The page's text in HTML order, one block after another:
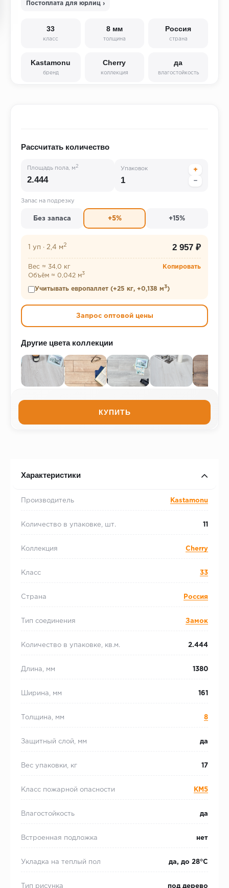
Постоплата для юрлиц ›
33
класс
8 мм
толщина
Россия
страна
Kastamonu
бренд
Cherry
коллекция
да
влагостойкость
Рассчитать количество
Площадь пола, м 2
Упаковок
+
−
Запас на подрезку
Без запаса +5% +15%
1 уп · 2,4 м 2 2 957 ₽
Вес ≈ 34,0 кг
Объём ≈ 0,042 м3
Копировать
Учитывать европаллет (+25 кг, +0,138 м3)
Запрос оптовой цены
Другие цвета коллекции
КУПИТЬ
Характеристики
Производитель Kastamonu
Количество в упаковке, шт. 11
Коллекция Cherry
Класс 33
Страна Россия
Тип соединения Замок
Количество в упаковке, кв.м. 2.444
Длина, мм 1380
Ширина, мм 161
Толщина, мм 8
Защитный слой, мм да
Вес упаковки, кг 17
Класс пожарной опасности КМ5
Влагостойкость да
Встроенная подложка нет
Укладка на теплый пол да, до 28°С
Тип рисунка под дерево